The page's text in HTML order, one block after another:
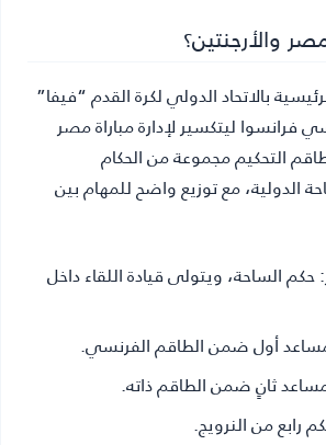
والأرجنتين؟
بالاتحاد الدولي لكرة القدم “فيفا”
فرانسوا ليتكسير لإدارة مباراة مصر
التحكيم مجموعة من الحكام
الدولية، مع توزيع واضح للمهام بين
حكم الساحة، ويتولى قيادة اللقاء داخل
أول ضمن الطاقم الفرنسي.
ثانٍ ضمن الطاقم ذاته.
رابع من النرويج.